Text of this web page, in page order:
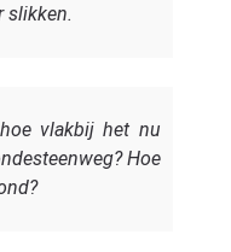
slikken.
vlakbij het nu
Hoe